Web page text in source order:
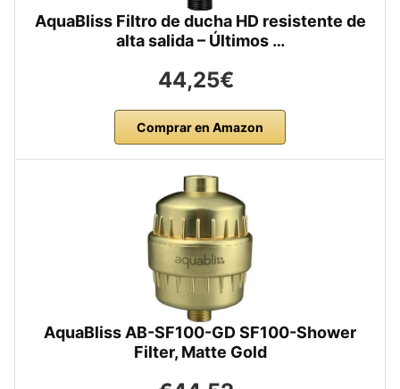
AquaBliss Filtro de ducha HD resistente de
alta salida – Últimos …
44,25€
Comprar en Amazon
AquaBliss AB-SF100-GD SF100-Shower
Filter, Matte Gold